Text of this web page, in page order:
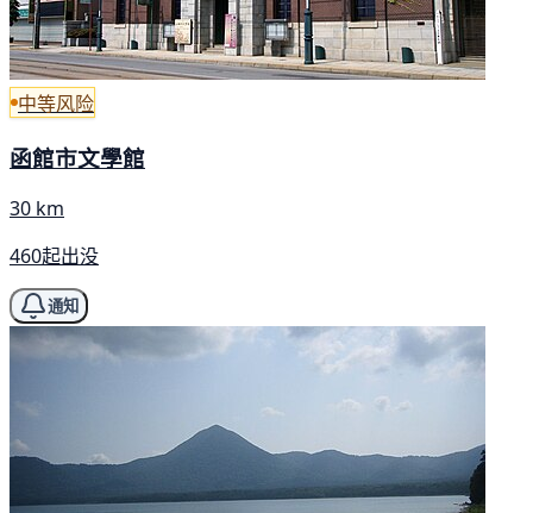
中等风险
函館市文學館
30 km
460起出没
通知